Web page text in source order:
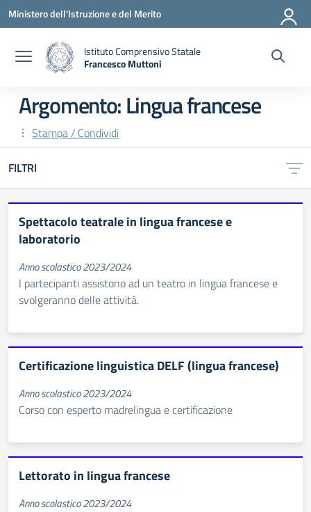
Vai ai contenuti
Vai al menu di navigazione
Vai al footer
Ministero dell'Istruzione e del Merito
Istituto Comprensivo Statale
Francesco Muttoni
Argomento: Lingua francese
Stampa / Condividi
FILTRI
Spettacolo teatrale in lingua francese e
laboratorio
Anno scolastico 2023/2024
I partecipanti assistono ad un teatro in lingua francese e
svolgeranno delle attività.
Certificazione linguistica DELF (lingua francese)
Anno scolastico 2023/2024
Corso con esperto madrelingua e certificazione
Lettorato in lingua francese
Anno scolastico 2023/2024